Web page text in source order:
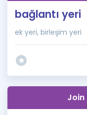
bağlantı yeri
ek yeri, birleşim yeri
Join